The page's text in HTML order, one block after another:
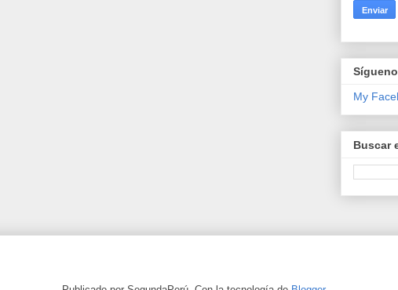
My
Buscar